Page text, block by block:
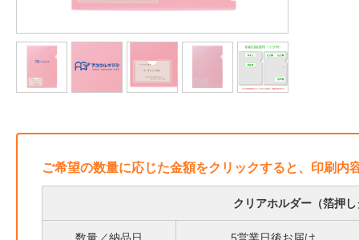
ご希望の数量に応じた金額をクリックすると、印刷内
クリアホルダー（箔押